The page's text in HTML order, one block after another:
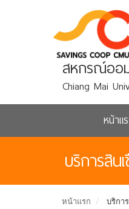
สหกรณ์ออ
Chiang Mai
หน้าแ
บริการสิน
หน้าแรก บริกา